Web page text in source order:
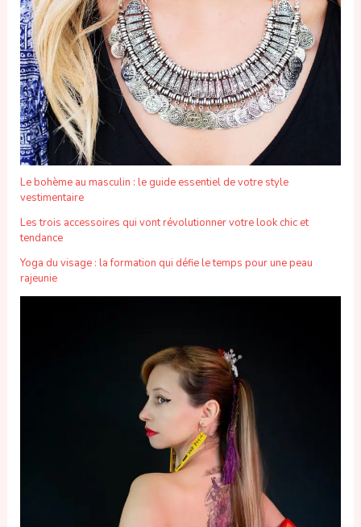
Le bohème au masculin : le guide essentiel de votre style
vestimentaire
Les trois accessoires qui vont révolutionner votre look chic et
tendance
Yoga du visage : la formation qui défie le temps pour une peau
rajeunie